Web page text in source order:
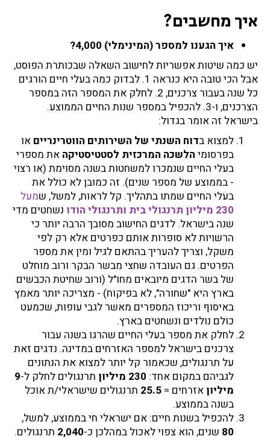
איך מחשבים?
איך הגענו למספר (המינימלי) 4,000?
יש כמה שיטות אפשריות לחישוב השאלה שבכותרת הפוסט,
אבל הכי טובה היא כנראה 1. לבדוק כמה בעלי חיים הורגים
כל שנה בעבור צרכנים, 2. לחלק את המספר הזה במספר
הצרכנים, ו-3. להכפיל במספר שנות החיים הממוצע.
בישראל זה אומר בגדול:
למצוא בדוח השנתי של השירותים הווטרינריים או
בפרסומי הלשכה המרכזית לסטטיסטיקה את מספרי
בעלי החיים שנמכרו למשחטות בשנה מסוימת (או רצוי
- בממוצע של מספר שנים). זה כמובן לא כולל את
בעלי החיים שמתו בתהליך. קל לראות, למשל, שמעל
230 מיליון תרנגולי בית ותרנגולי הודו
נשחטים מדי
שנה בישראל. לדגים החישוב מסובך הרבה יותר כי
הרשויות לא סופרות אותם כפרטים אלא רק לפי
משקל, וצריך להעריך בהתאם לגיל ומין את מספר
הפרטים. גם העובדה שחצי מבשר הבקר ורוב מוחלט
של בשר הדגים מיובאים מחו"ל (ורוב שחיטת הכבשים
בארץ היא "שחורה", לא בפיקוח) - מצריכה יותר מאמץ
באיסוף וריכוז המספרים מאשר לגבי עופות, שכמעט
כולם נולדים ונשחטים בארץ.
לחלק את מספר בעלי החיים שהרגו בשנה עבור
צרכנים בישראל למספר האזרחים במדינה. נדגים זאת
על תרנגולים, שכאמור קל יותר למצוא את הנתונים
לגביהם במקום אחד: 230 מיליון תרנגולים לחלק ל-9
מיליון אזרחים = 25.5 תרנגולים שישראלי/ת אוכל
בשנה בממוצע.
להכפיל בשנות חיים: אם ישראלי חי בממוצע, למשל,
80 שנים, הוא צפוי לאכול במהלכן כ-2,040 תרנגולים.